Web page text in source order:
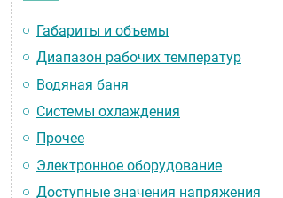
Габариты и объемы
Диапазон рабочих температур
Водяная баня
Системы охлаждения
Прочее
Электронное оборудование
Доступные значения напряжения